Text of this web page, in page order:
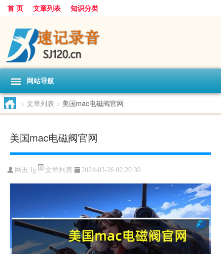
首 页 文章列表 知识分类
网站导航
> 文章列表 > 美国mac电磁阀官网
美国mac电磁阀官网
网友:lg 文章列表 2024-03-26 02:20:30